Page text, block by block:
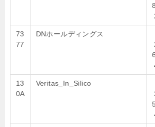
8.
73
77
DNホールディングス
6.
13
0A
Veritas_In_Silico
5.